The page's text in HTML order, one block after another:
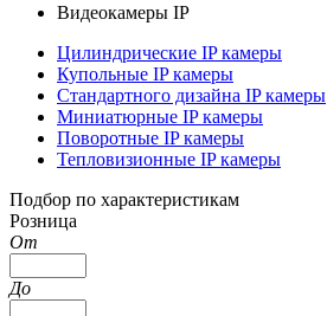
Видеокамеры IP
Цилиндрические IP камеры
Купольные IP камеры
Стандартного дизайна IP камеры
Миниатюрные IP камеры
Поворотные IP камеры
Тепловизионные IP камеры
Подбор по характеристикам
Розница
От
До